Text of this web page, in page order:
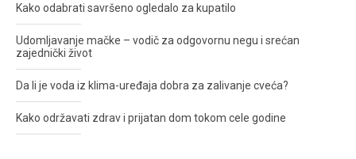
Kako odabrati savršeno ogledalo za kupatilo
Udomljavanje mačke – vodič za odgovornu negu i srećan
zajednički život
Da li je voda iz klima-uređaja dobra za zalivanje cveća?
Kako održavati zdrav i prijatan dom tokom cele godine